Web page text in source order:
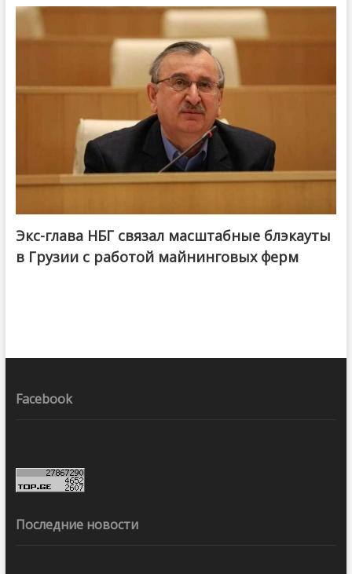
Экс-глава НБГ связал масштабные блэкауты
в Грузии с работой майнинговых ферм
Facebook
Последние новости